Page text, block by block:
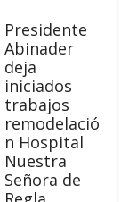
Presidente
Abinader
deja
iniciados
trabajos
remodelació
n Hospital
Nuestra
Señora de